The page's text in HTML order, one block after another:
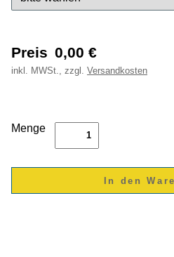
Preis 0,00 €
inkl. MWSt., zzgl. Versandkosten
Menge